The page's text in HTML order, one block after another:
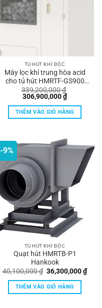
TỦ HÚT KHÍ ĐỘC
Máy lọc khí trung hòa acid
cho tủ hút HMRTF-GS900
Hankook
339,200,000₫
Giá
là:
339,200,000 ₫.
306,900,000₫Giá
hiện
tại
là:
THÊM VÀO GIỎ HÀNG
-9%
TỦ HÚT KHÍ ĐỘC
Quạt hút HMRTB-P1
Hankook
40,100,000₫ Giá
gốc
là:
40,100,000 ₫.
36,300,000₫Giá
hiện
THÊM VÀO GIỎ HÀNG